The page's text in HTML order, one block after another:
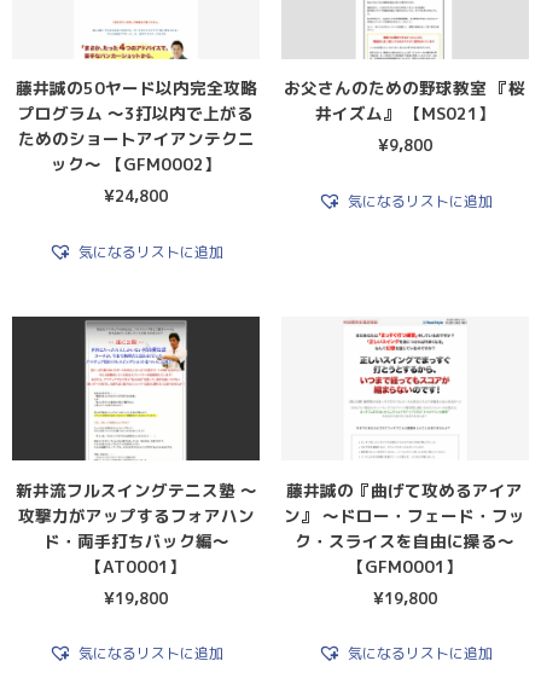
藤井誠の50ヤード以内完全攻略
プログラム 〜3打以内で上がる
ためのショートアイアンテクニ
ック〜 【GFM0002】
¥24,800
気になるリストに追加
お父さんのための野球教室 『桜
井イズム』 【MS021】
¥9,800
気になるリストに追加
新井流フルスイングテニス塾 〜
攻撃力がアップするフォアハン
ド・両手打ちバック編〜
【AT0001】
¥19,800
気になるリストに追加
藤井誠の『曲げて攻めるアイア
ン』 〜ドロー・フェード・フッ
ク・スライスを自由に操る〜
【GFM0001】
¥19,800
気になるリストに追加